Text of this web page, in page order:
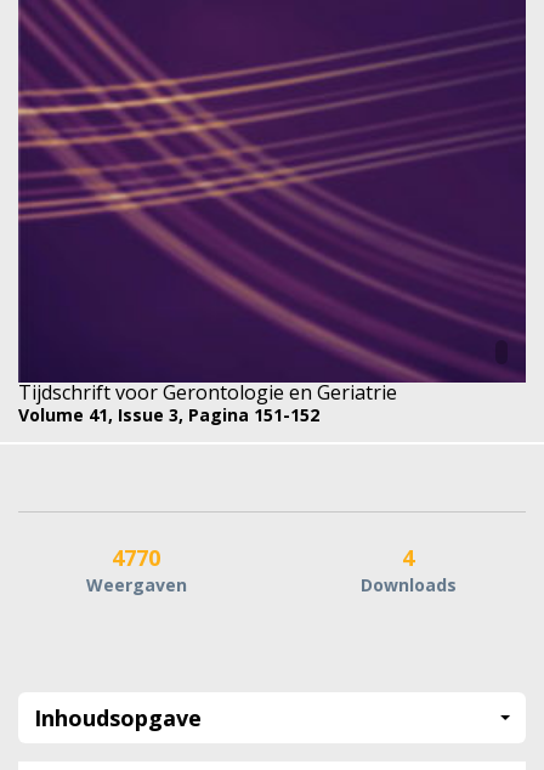
Tijdschrift voor Gerontologie en Geriatrie
Volume 41, Issue 3, Pagina 151-152
4770
Weergaven
4
Downloads
Inhoudsopgave